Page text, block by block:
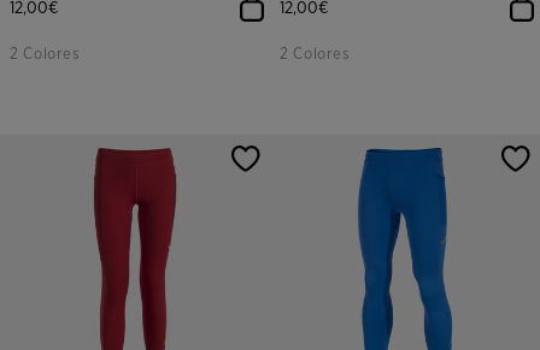
12,00€
2 Colores
12,00€
2 Colores